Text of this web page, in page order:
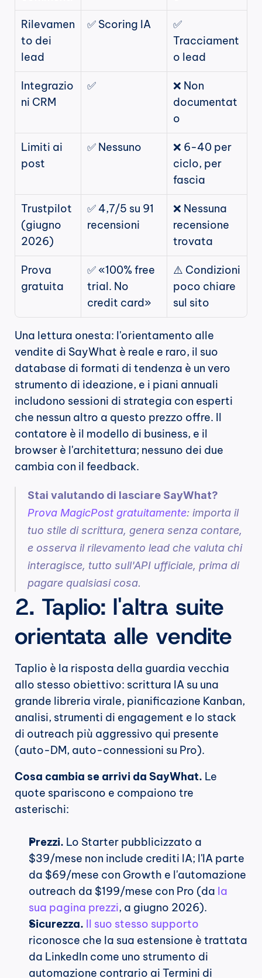
Rilevamen
to dei
lead
✅ Scoring IA
✅
Tracciament
o lead
Integrazio
ni CRM
✅
❌ Non
documentat
o
Limiti ai
post
✅ Nessuno
❌ 6-40 per
ciclo, per
fascia
Trustpilot
(giugno
2026)
✅ 4,7/5 su 91
recensioni
❌ Nessuna
recensione
trovata
Prova
gratuita
✅ «100% free
trial. No
credit card»
⚠️ Condizioni
poco chiare
sul sito
Una lettura onesta: l'orientamento alle
vendite di SayWhat è reale e raro, il suo
database di formati di tendenza è un vero
strumento di ideazione, e i piani annuali
includono sessioni di strategia con esperti
che nessun altro a questo prezzo offre. Il
contatore è il modello di business, e il
browser è l'architettura; nessuno dei due
cambia con il feedback.
Stai valutando di lasciare SayWhat?
Prova MagicPost gratuitamente: importa il
tuo stile di scrittura, genera senza contare,
e osserva il rilevamento lead che valuta chi
interagisce, tutto sull'API ufficiale, prima di
pagare qualsiasi cosa.
2. Taplio: l'altra suite
orientata alle vendite
Taplio è la risposta della guardia vecchia
allo stesso obiettivo: scrittura IA su una
grande libreria virale, pianificazione Kanban,
analisi, strumenti di engagement e lo stack
di outreach più aggressivo qui presente
(auto-DM, auto-connessioni su Pro).
Cosa cambia se arrivi da SayWhat. Le
quote spariscono e compaiono tre
asterischi:
Prezzi. Lo Starter pubblicizzato a
$39/mese non include crediti IA; l'IA parte
da $69/mese con Growth e l'automazione
outreach da $199/mese con Pro (da la
sua pagina prezzi, a giugno 2026).
Sicurezza. Il suo stesso supporto
riconosce che la sua estensione è trattata
da LinkedIn come uno strumento di
automazione contrario ai Termini di